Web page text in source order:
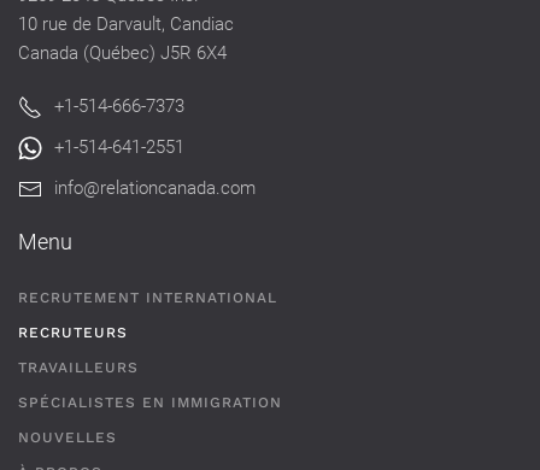
10 rue de Darvault, Candiac
Canada (Québec) J5R 6X4
+1-514-666-7373
+1-514-641-2551
info@relationcanada.com
Menu
RECRUTEMENT INTERNATIONAL
RECRUTEURS
TRAVAILLEURS
SPÉCIALISTES EN IMMIGRATION
NOUVELLES